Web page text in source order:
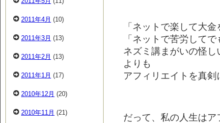
「ネットで楽して大
「ネットで苦労して
ネズミ講まがいの怪
よりも
アフィリエイトを真
だって、私の人生は
2011年4月 (10)
2011年3月 (13)
2011年2月 (13)
2011年1月 (17)
2010年12月 (20)
2010年11月 (21)